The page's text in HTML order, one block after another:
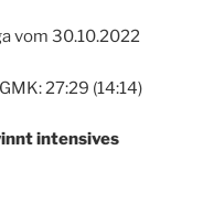
vom 30.10.2022
27:29 (14:14)
intensives